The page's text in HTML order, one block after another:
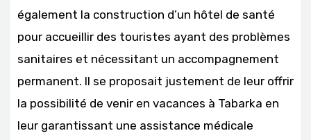
également la construction d’un hôtel de santé
pour accueillir des touristes ayant des problèmes
sanitaires et nécessitant un accompagnement
permanent. Il se proposait justement de leur offrir
la possibilité de venir en vacances à Tabarka en
leur garantissant une assistance médicale